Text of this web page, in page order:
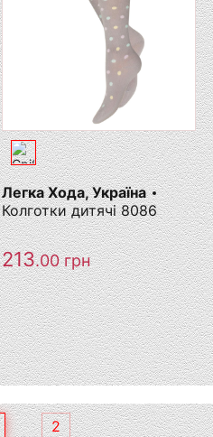
Легка Хода, Україна
Колготки дитячі 8086
213.00грн
2